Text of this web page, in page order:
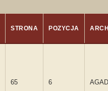
STRONA POZYCJA
65 6 AGAD